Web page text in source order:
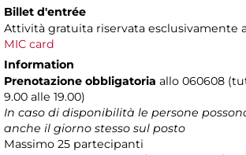
Billet d'entrée
Attività gratuita riservata esclusivamente
MIC card
Information
Prenotazione obbligatoria allo 060608
9.00 alle 19.00)
In caso di disponibilità le persone
anche il giorno stesso sul posto
Massimo 25 partecipanti